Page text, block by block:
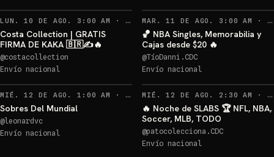
LUN. 10 DE AGO. 3:00 AM · 59 RECORDATORIOS
Costa Collection | GRATIS
FIRMA DE KAKA 🇧🇷✍️🔥
@costacollection
Envío nacional
MAR. 11 DE AGO. 3:00 AM ·
🏀 NBA Singles, Memorabilia y
Cajas desde $20 🔥
@TíoDanni.CDC
Envío nacional
Sorteo: Sorte Winner
MIÉ. 12 DE AGO. 1:00 AM · 28 RECORDATORIOS
Sobres Del Mundial
@leonardvc
Envío nacional
MIÉ. 12 DE AGO. 2:30 AM ·
🔥 Noche de SLABS 🏆 NFL, NBA,
Soccer, MLB, TODO
@patocolecciona.CDC
Envío nacional